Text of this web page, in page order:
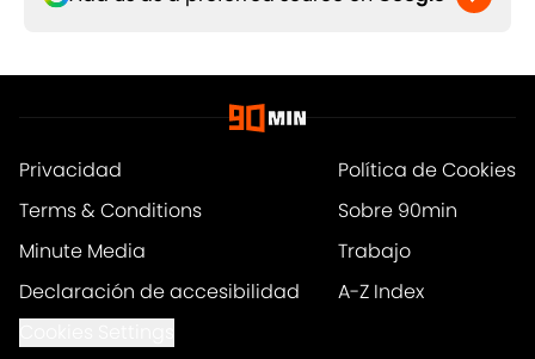
Privacidad
Política de Cookies
Terms & Conditions
Sobre 90min
Minute Media
Trabajo
Declaración de accesibilidad
A-Z Index